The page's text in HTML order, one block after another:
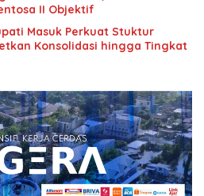
II Objektif
Masuk Perkuat Stuktur
Konsolidasi hingga Tingkat